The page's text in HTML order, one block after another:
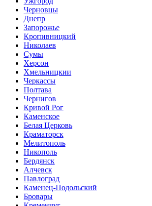
Черновцы
Днепр
Запорожье
Кропивницкий
Николаев
Сумы
Херсон
Хмельницкии
Черкассы
Полтава
Чернигов
Кривой Рог
Каменское
Белая Церковь
Краматорск
Мелитополь
Никополь
Бердянск
Алчевск
Павлоград
Каменец-Подольский
Бровары